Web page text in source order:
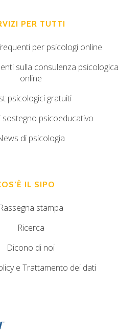
PER TUTTI
per psicologi online
sulla consulenza psicologica
online
psicologici gratuiti
sostegno psicoeducativo
di psicologia
IL SIPO
Rassegna stampa
Ricerca
Dicono di noi
e Trattamento dei dati